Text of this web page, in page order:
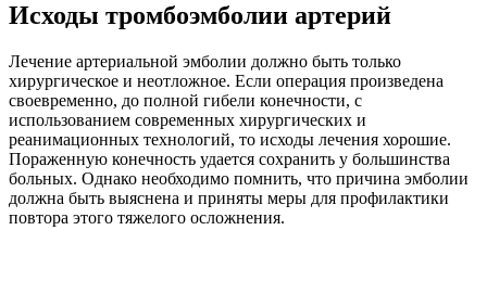
Исходы тромбоэмболии артерий
Лечение артериальной эмболии должно быть только
хирургическое и неотложное. Если операция произведена
своевременно, до полной гибели конечности, с
использованием современных хирургических и
реанимационных технологий, то исходы лечения хорошие.
Пораженную конечность удается сохранить у большинства
больных. Однако необходимо помнить, что причина эмболии
должна быть выяснена и приняты меры для профилактики
повтора этого тяжелого осложнения.